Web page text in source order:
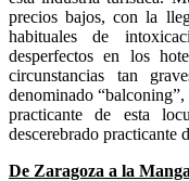
precios bajos, con la
habituales de
desperfectos en los
circunstancias tan
denominado
practicante de esta
descerebrado practicante
De Zaragoza a la